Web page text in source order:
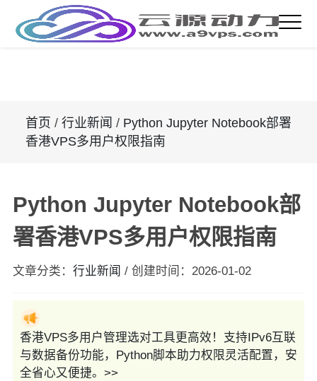
首页 / 行业新闻 / Python Jupyter Notebook部署
香港VPS多用户权限指南
Python Jupyter Notebook部
署香港VPS多用户权限指南
文章分类： 行业新闻 / 创建时间： 2026-01-02
香港VPS多用户管理选对工具更高效！支持IPv6互联
与数据备份功能，Python脚本助力权限灵活配置，安
全省心又便捷。>>